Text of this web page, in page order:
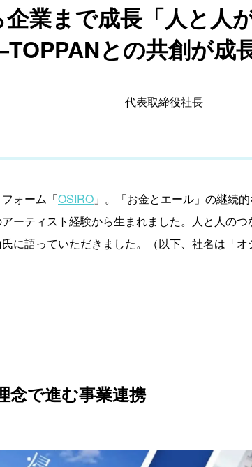
業まで成長「人と人
との共創が成
代表取締役社長
ォーム「OSIRO 」。「お金とエール」の継続
ーティスト経験から生まれました。人と人の
に語っていただきました。（以下、社名は「オ
念で進む事業連携